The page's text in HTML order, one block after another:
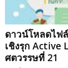
ดาวน์โหลดไฟ
เชิงรุก Active
ศตวรรษที่ 21